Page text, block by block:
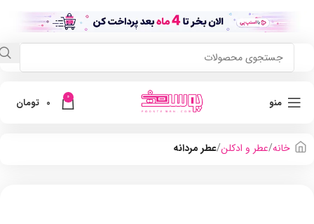
منو 0
0 تومان
خانه عطر و ادکلن عطر مردانه